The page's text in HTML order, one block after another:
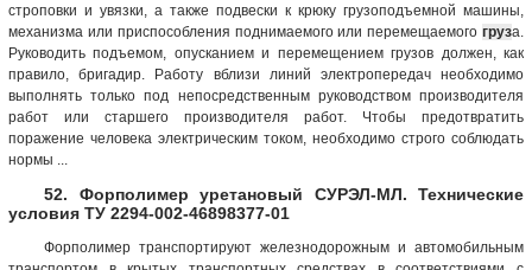
строповки и увязки, а также подвески к крюку грузоподъемной машины,
механизма или приспособления поднимаемого или перемещаемого груза.
Руководить подъемом, опусканием и перемещением грузов должен, как
правило, бригадир. Работу вблизи линий электропередач необходимо
выполнять только под непосредственным руководством производителя
работ или старшего производителя работ. Чтобы предотвратить
поражение человека электрическим током, необходимо строго соблюдать
нормы ...
52. Форполимер уретановый СУРЭЛ-МЛ. Технические
условия ТУ 2294-002-46898377-01
Форполимер транспортируют железнодорожным и автомобильным